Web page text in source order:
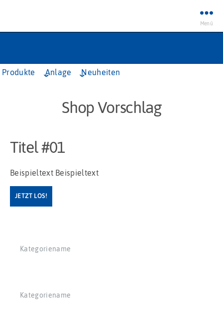
Menü
Produkte Anlage Neuheiten
Shop Vorschlag
Titel #01
Beispieltext Beispieltext
JETZT LOS!
Kategoriename
Kategoriename